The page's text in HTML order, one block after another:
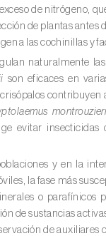
de nitrógeno,
de plantas antes
a las cochinillas y
naturalmente
son eficaces en
contribuyen
montrouzieri
evitar
y en la
la fase más
o parafínicos
de sustancias
de auxiliares